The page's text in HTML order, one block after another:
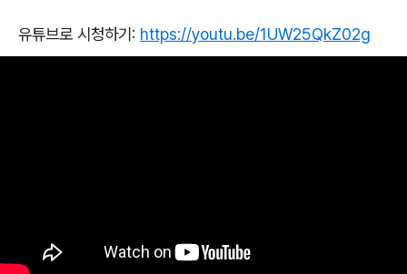
유튜브로 시청하기: https://youtu.be/1UW25QkZ02g